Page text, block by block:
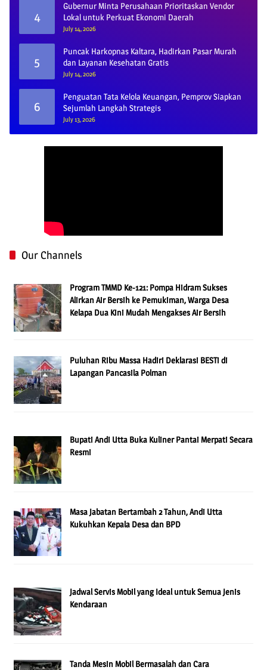
4
Gubernur Minta Perusahaan Prioritaskan Vendor
Lokal untuk Perkuat Ekonomi Daerah
July 14, 2026
5
Puncak Harkopnas Kaltara, Hadirkan Pasar Murah
dan Layanan Kesehatan Gratis
July 14, 2026
6
Penguatan Tata Kelola Keuangan, Pemprov Siapkan
Sejumlah Langkah Strategis
July 13, 2026
Our Channels
Program TMMD Ke-121: Pompa Hidram Sukses
Alirkan Air Bersih ke Pemukiman, Warga Desa
Kelapa Dua Kini Mudah Mengakses Air Bersih
Puluhan Ribu Massa Hadiri Deklarasi BESTi di
Lapangan Pancasila Polman
Bupati Andi Utta Buka Kuliner Pantai Merpati Secara
Resmi
Masa Jabatan Bertambah 2 Tahun, Andi Utta
Kukuhkan Kepala Desa dan BPD
Jadwal Servis Mobil yang Ideal untuk Semua Jenis
Kendaraan
Tanda Mesin Mobil Bermasalah dan Cara